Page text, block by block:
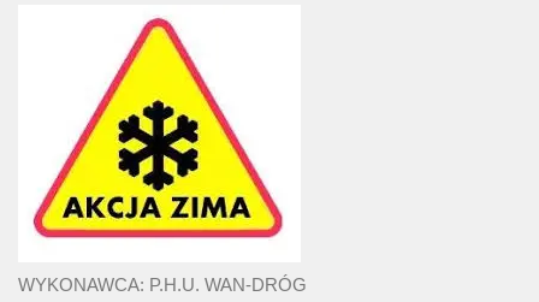
WYKONAWCA: P.H.U. WAN-DRÓG